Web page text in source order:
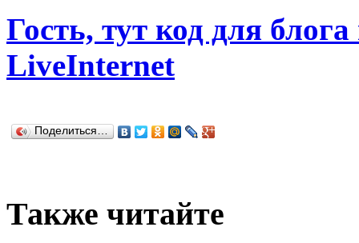
Гость, тут код для
LiveInternet
Поделиться…
Также читайте